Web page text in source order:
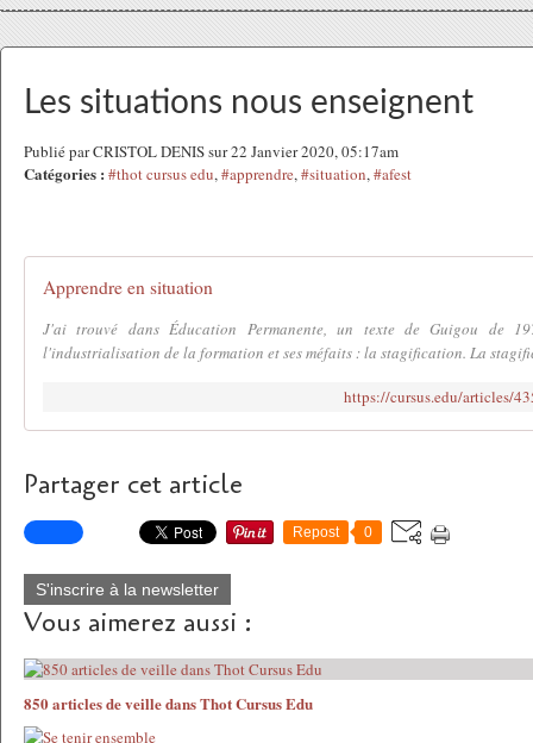
Les situations nous enseignent
Publié par CRISTOL DENIS sur 22 Janvier 2020, 05:17am
Catégories : #thot cursus edu,#apprendre,#situation,#afest
Apprendre en situation
J'ai trouvé dans Éducation Permanente, un texte de Guigou de
l'industrialisation de la formation et ses méfaits : la stagification. La
https://cursus.edu/articles/
Partager cet article
Repost 0
S'inscrire à la newsletter
Vous aimerez aussi :
850 articles de veille dans Thot Cursus Edu